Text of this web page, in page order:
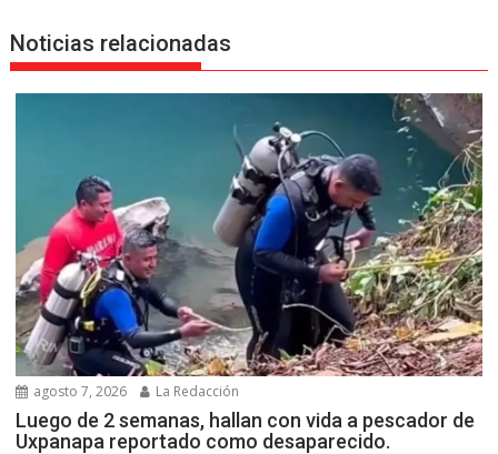
Noticias relacionadas
agosto 7, 2026 La Redacción
Luego de 2 semanas, hallan con vida a pescador de
Uxpanapa reportado como desaparecido.